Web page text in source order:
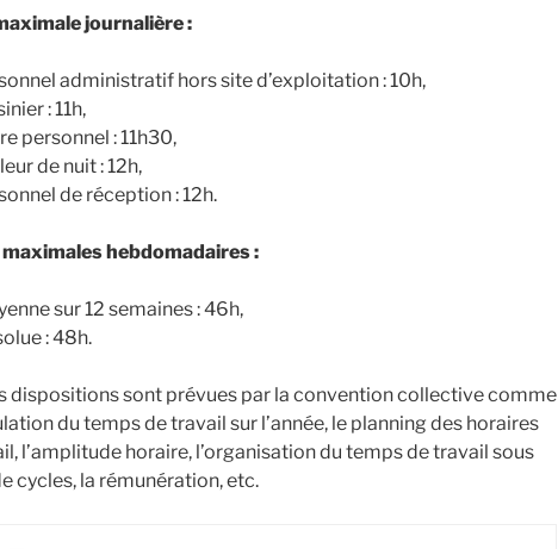
journalière :
administratif hors site d’exploitation : 10h,
: 11h,
personnel : 11h30,
de nuit : 12h,
de réception : 12h.
hebdomadaires :
sur 12 semaines : 46h,
: 48h.
dispositions sont prévues par la convention collective comme
du temps de travail sur l’année, le planning des horaires
l’amplitude horaire, l’organisation du temps de travail sous
cycles, la rémunération, etc.